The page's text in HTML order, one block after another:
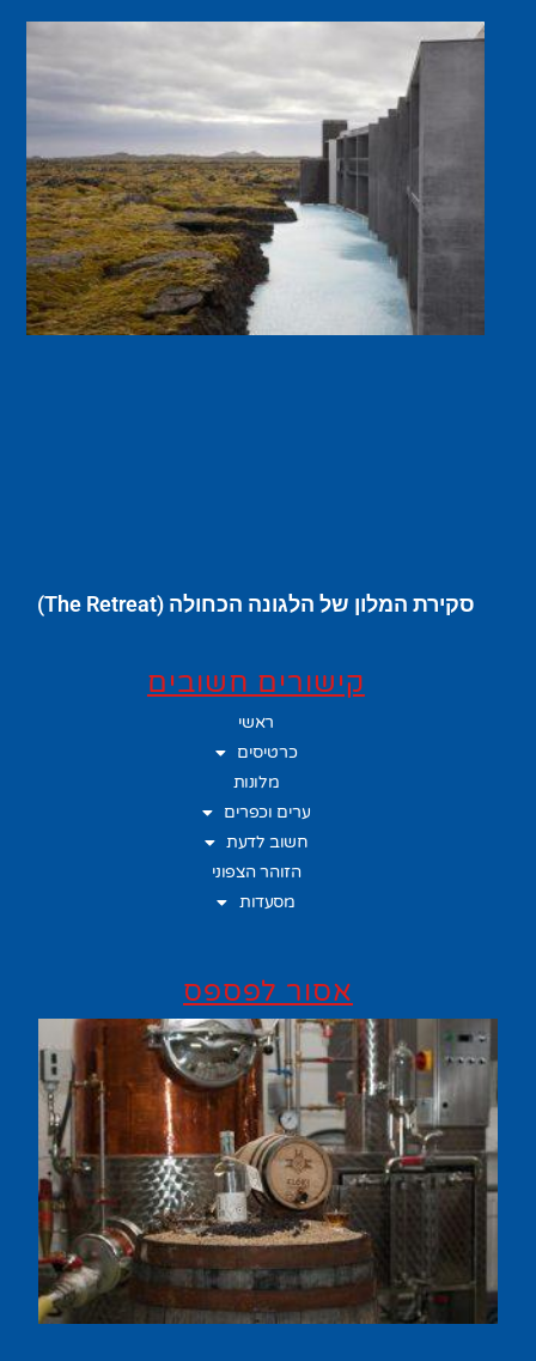
סקירת המלון של הלגונה הכחולה (The Retreat)
קישורים חשובים
ראשי
כרטיסים
מלונות
ערים וכפרים
חשוב לדעת
הזוהר הצפוני
מסעדות
אסור לפספס